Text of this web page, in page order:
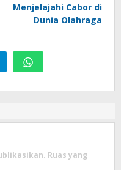
Menjelajahi Cabor di
Dunia Olahraga
Ruas yang